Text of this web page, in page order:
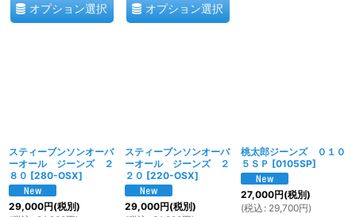
オプション選択 オプション選択
スティーブンソンオーバ
ーオール ジーンズ ２
８０ [280-OSX]
29,000円(税別)
スティーブンソンオーバ
ーオール ジーンズ ２
２０ [220-OSX]
29,000円(税別)
桃太郎ジーンズ ０１０
５ＳＰ [0105SP]
27,000円(税別)
(税込 : 29,700円)